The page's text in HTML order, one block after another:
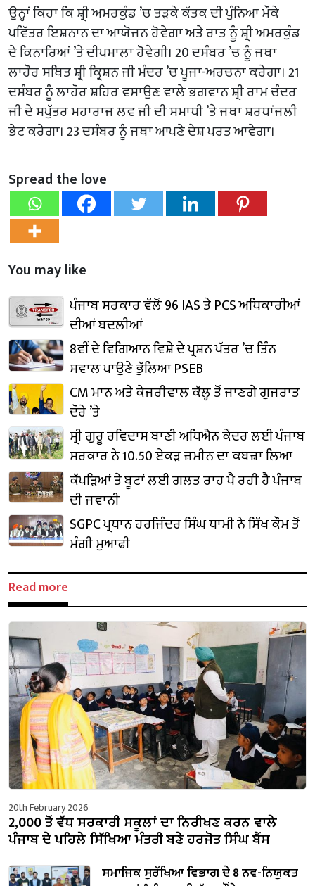
ਉਨ੍ਹਾਂ ਕਿਹਾ ਕਿ ਸ਼੍ਰੀ ਅਮਰਕੁੰਡ ’ਚ ਤੜਕੇ ਕੱਤਕ ਦੀ ਪੁੰਨਿਆ ਮੌਕੇ
ਪਵਿੱਤਰ ਇਸ਼ਨਾਨ ਦਾ ਆਯੋਜਨ ਹੋਵੇਗਾ ਅਤੇ ਰਾਤ ਨੂੰ ਸ਼੍ਰੀ ਅਮਰਕੁੰਡ
ਦੇ ਕਿਨਾਰਿਆਂ ’ਤੇ ਦੀਪਮਾਲਾ ਹੋਵੇਗੀ। 20 ਦਸੰਬਰ ’ਚ ਨੂੰ ਜਥਾ
ਲਾਹੌਰ ਸਥਿਤ ਸ਼੍ਰੀ ਕ੍ਰਿਸ਼ਨ ਜੀ ਮੰਦਰ ’ਚ ਪੂਜਾ-ਅਰਚਨਾ ਕਰੇਗਾ। 21
ਦਸੰਬਰ ਨੂੰ ਲਾਹੌਰ ਸ਼ਹਿਰ ਵਸਾਉਣ ਵਾਲੇ ਭਗਵਾਨ ਸ਼੍ਰੀ ਰਾਮ ਚੰਦਰ
ਜੀ ਦੇ ਸਪੁੱਤਰ ਮਹਾਰਾਜ ਲਵ ਜੀ ਦੀ ਸਮਾਧੀ ’ਤੇ ਜਥਾ ਸ਼ਰਧਾਂਜਲੀ
ਭੇਟ ਕਰੇਗਾ। 23 ਦਸੰਬਰ ਨੂੰ ਜਥਾ ਆਪਣੇ ਦੇਸ਼ ਪਰਤ ਆਵੇਗਾ।
Spread the love
You may like
ਪੰਜਾਬ ਸਰਕਾਰ ਵੱਲੋਂ 96 IAS ਤੇ PCS ਅਧਿਕਾਰੀਆਂ
ਦੀਆਂ ਬਦਲੀਆਂ
8ਵੀਂ ਦੇ ਵਿਗਿਆਨ ਵਿਸ਼ੇ ਦੇ ਪ੍ਰਸ਼ਨ ਪੱਤਰ ’ਚ ਤਿੰਨ
ਸਵਾਲ ਪਾਉਣੇ ਭੁੱਲਿਆ PSEB
CM ਮਾਨ ਅਤੇ ਕੇਜਰੀਵਾਲ ਕੱਲ੍ਹ ਤੋਂ ਜਾਣਗੇ ਗੁਜਰਾਤ
ਦੌਰੇ ’ਤੇ
ਸ੍ਰੀ ਗੁਰੂ ਰਵਿਦਾਸ ਬਾਣੀ ਅਧਿਐਨ ਕੇਂਦਰ ਲਈ ਪੰਜਾਬ
ਸਰਕਾਰ ਨੇ 10.50 ਏਕੜ ਜ਼ਮੀਨ ਦਾ ਕਬਜ਼ਾ ਲਿਆ
ਕੱਪੜਿਆਂ ਤੇ ਬੂਟਾਂ ਲਈ ਗਲਤ ਰਾਹ ਪੈ ਰਹੀ ਹੈ ਪੰਜਾਬ
ਦੀ ਜਵਾਨੀ
SGPC ਪ੍ਰਧਾਨ ਹਰਜਿੰਦਰ ਸਿੰਘ ਧਾਮੀ ਨੇ ਸਿੱਖ ਕੌਮ ਤੋਂ
ਮੰਗੀ ਮੁਆਫੀ
Read more
20th February 2026
2,000 ਤੋਂ ਵੱਧ ਸਰਕਾਰੀ ਸਕੂਲਾਂ ਦਾ ਨਿਰੀਖਣ ਕਰਨ ਵਾਲੇ
ਪੰਜਾਬ ਦੇ ਪਹਿਲੇ ਸਿੱਖਿਆ ਮੰਤਰੀ ਬਣੇ ਹਰਜੋਤ ਸਿੰਘ ਬੈਂਸ
ਸਮਾਜਿਕ ਸੁਰੱਖਿਆ ਵਿਭਾਗ ਦੇ 8 ਨਵ-ਨਿਯੁਕਤ